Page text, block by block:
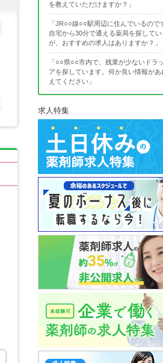
を教えていただけますか？」
「JR○○線○○駅周辺に住んでいるので
自宅から30分で通える薬局を探して
が、おすすめの求人はありますか？」
「○○県○○市内で、残業が少ないドラ
アを探しています。何か良い情報があ
えてください」
求人特集